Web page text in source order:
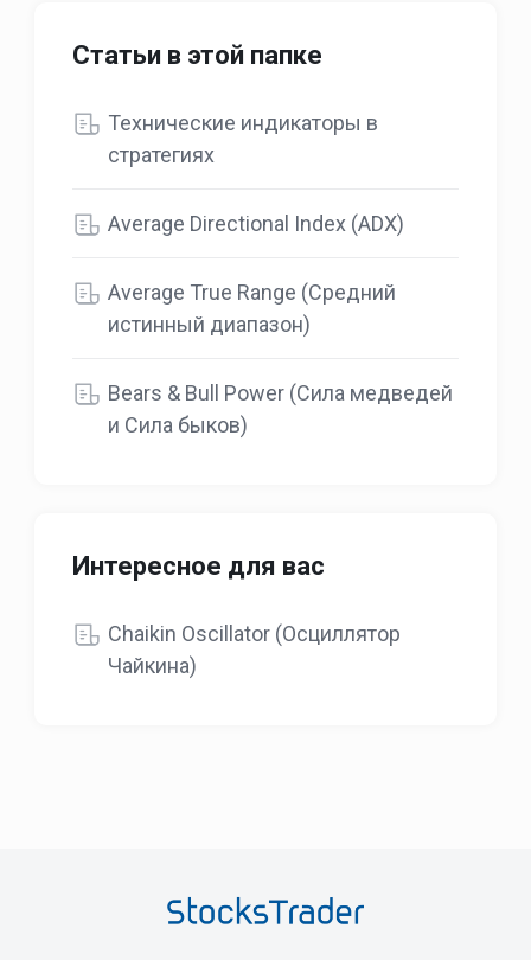
Статьи в этой папке
Технические индикаторы в
стратегиях
Average Directional Index (ADX)
Average True Range (Средний
истинный диапазон)
Bears & Bull Power (Сила медведей
и Сила быков)
Интересное для вас
Chaikin Oscillator (Осциллятор
Чайкина)